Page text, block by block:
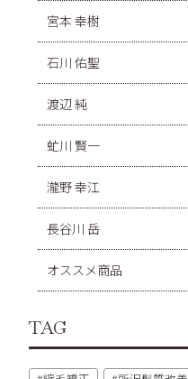
宮本 幸樹
石川 佑聖
渡辺 純
虻川 賢一
瀧野 幸江
長谷川 岳
オススメ商品
TAG